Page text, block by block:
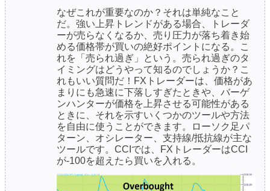
なぜこれが重要なのか？それは単純なこと
だ。強い上昇トレンドがある場合、トレーダ
ーが売らなくなるか、売り圧力が落ち着き始
める価格帯が買いの絶好ポイントになる。こ
れを「売られ過ぎ」という。売られ過ぎのタ
イミングはどうやって知るのでしょうか？こ
れもいい質問だ！FXトレーダーは、価格があ
まりにも急速に下落しすぎたときや、バーゲ
ンハンターが価格を上昇させる可能性がある
ときに、それを示すいくつかのツールや方法
を自由に使うことができます。ローソク足パ
ターン、オシレーター、支持線/抵抗線が主な
ツールです。CCIでは、FXトレーダーはCCI
が-100を超えたら買いを入れる。